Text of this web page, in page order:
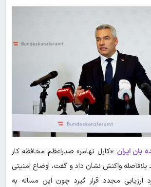
بان ایران ؛«کارل نهامر» صدراعظم محافظه کار
واکنش نشان داد و گفت، اوضاع امنیتی
ارزیابی مجدد قرار گیرد چون این مساله به